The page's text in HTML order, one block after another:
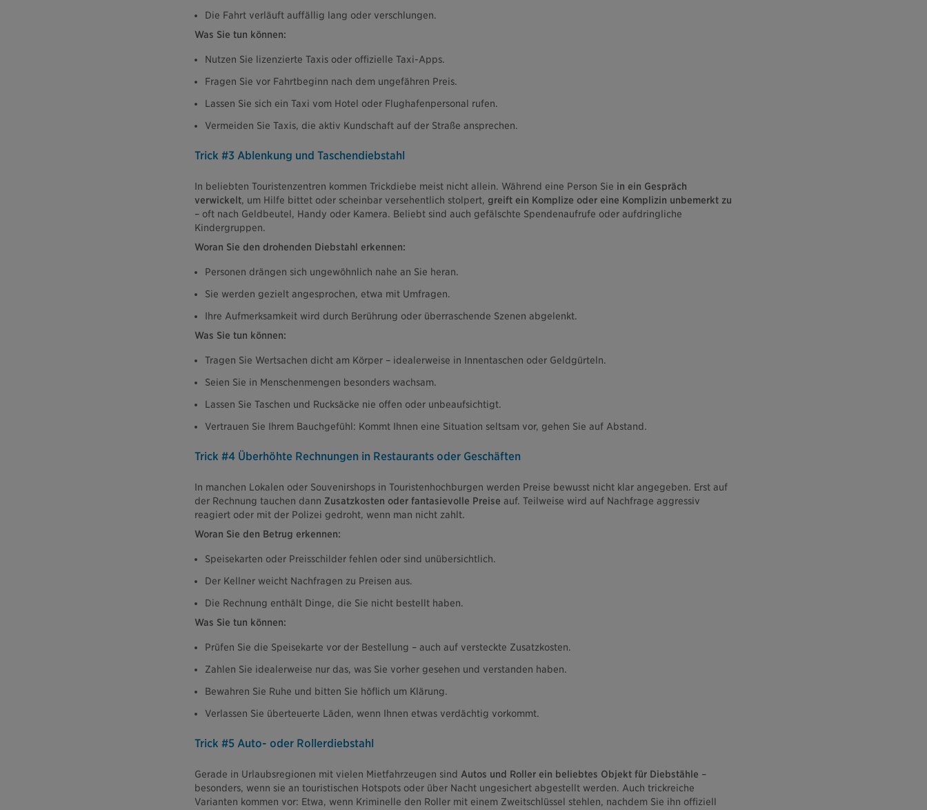
Die Fahrt verläuft auffällig lang oder verschlungen.
Was Sie tun können:
Nutzen Sie lizenzierte Taxis oder offizielle Taxi-Apps.
Fragen Sie vor Fahrtbeginn nach dem ungefähren Preis.
Lassen Sie sich ein Taxi vom Hotel oder Flughafenpersonal rufen.
Vermeiden Sie Taxis, die aktiv Kundschaft auf der Straße ansprechen.
Trick #3 Ablenkung und Taschendiebstahl
In beliebten Touristenzentren kommen Trickdiebe meist nicht allein. Während eine Person Sie in ein Gespräch
verwickelt, um Hilfe bittet oder scheinbar versehentlich stolpert, greift ein Komplize oder eine Komplizin unbemerkt zu
– oft nach Geldbeutel, Handy oder Kamera. Beliebt sind auch gefälschte Spendenaufrufe oder aufdringliche
Kindergruppen.
Woran Sie den drohenden Diebstahl erkennen:
Personen drängen sich ungewöhnlich nahe an Sie heran.
Sie werden gezielt angesprochen, etwa mit Umfragen.
Ihre Aufmerksamkeit wird durch Berührung oder überraschende Szenen abgelenkt.
Was Sie tun können:
Tragen Sie Wertsachen dicht am Körper – idealerweise in Innentaschen oder Geldgürteln.
Seien Sie in Menschenmengen besonders wachsam.
Lassen Sie Taschen und Rucksäcke nie offen oder unbeaufsichtigt.
Vertrauen Sie Ihrem Bauchgefühl: Kommt Ihnen eine Situation seltsam vor, gehen Sie auf Abstand.
Trick #4 Überhöhte Rechnungen in Restaurants oder Geschäften
In manchen Lokalen oder Souvenirshops in Touristenhochburgen werden Preise bewusst nicht klar angegeben. Erst auf
der Rechnung tauchen dann Zusatzkosten oder fantasievolle Preise auf. Teilweise wird auf Nachfrage aggressiv
reagiert oder mit der Polizei gedroht, wenn man nicht zahlt.
Woran Sie den Betrug erkennen:
Speisekarten oder Preisschilder fehlen oder sind unübersichtlich.
Der Kellner weicht Nachfragen zu Preisen aus.
Die Rechnung enthält Dinge, die Sie nicht bestellt haben.
Was Sie tun können:
Prüfen Sie die Speisekarte vor der Bestellung – auch auf versteckte Zusatzkosten.
Zahlen Sie idealerweise nur das, was Sie vorher gesehen und verstanden haben.
Bewahren Sie Ruhe und bitten Sie höflich um Klärung.
Verlassen Sie überteuerte Läden, wenn Ihnen etwas verdächtig vorkommt.
Trick #5 Auto- oder Rollerdiebstahl
Gerade in Urlaubsregionen mit vielen Mietfahrzeugen sind Autos und Roller ein beliebtes Objekt für Diebstähle –
besonders, wenn sie an touristischen Hotspots oder über Nacht ungesichert abgestellt werden. Auch trickreiche
Varianten kommen vor: Etwa, wenn Kriminelle den Roller mit einem Zweitschlüssel stehlen, nachdem Sie ihn offiziell